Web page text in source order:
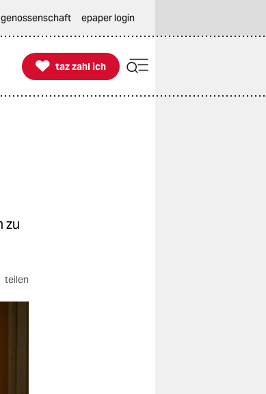
genossenschaft epaper login

taz zahl ich
taz zahl ich
zu
teilen